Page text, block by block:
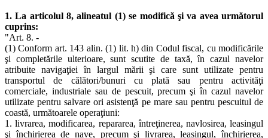
1. La articolul 8, alineatul (1) se modifică şi va avea următorul
cuprins:
"Art. 8. -
(1) Conform art. 143 alin. (1) lit. h) din Codul fiscal, cu modificările
şi completările ulterioare, sunt scutite de taxă, în cazul navelor
atribuite navigaţiei în largul mării şi care sunt utilizate pentru
transportul de călători/bunuri cu plată sau pentru activităţi
comerciale, industriale sau de pescuit, precum şi în cazul navelor
utilizate pentru salvare ori asistenţă pe mare sau pentru pescuitul de
coastă, următoarele operaţiuni:
1. livrarea, modificarea, repararea, întreţinerea, navlosirea, leasingul
şi închirierea de nave, precum şi livrarea, leasingul, închirierea,